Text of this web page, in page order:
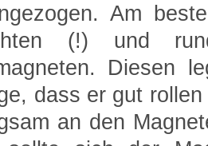
Am
(!) und
Diesen
dass er gut
an den